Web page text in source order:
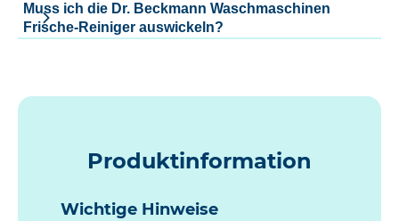
Muss ich die Dr. Beckmann Waschmaschinen
Frische-Reiniger auswickeln?
Produktinformation
Wichtige Hinweise